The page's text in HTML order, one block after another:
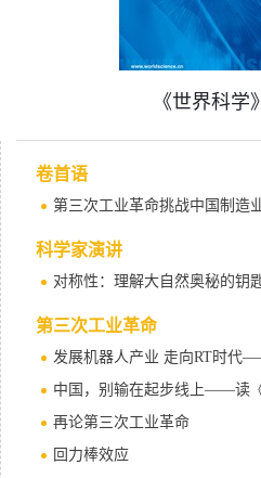
《世界科学
卷首语
第三次工业革命挑战中国制造
科学家演讲
对称性：理解大自然奥秘的钥
第三次工业革命
中国，别输在起步线上——读
再论第三次工业革命
回力棒效应